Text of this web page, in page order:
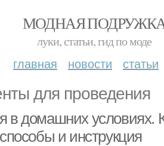
МОДНАЯ
луки, статьи, гид по моде
главная новости статьи
для проведения
в домашних условиях.
и инструкция